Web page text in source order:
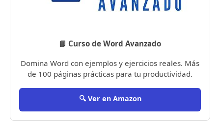
📘 Curso de Word Avanzado
Domina Word con ejemplos y ejercicios reales. Más
de 100 páginas prácticas para tu productividad.
🔍 Ver en Amazon